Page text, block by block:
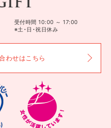
受付時間 10:00 ～ 17:00
※土･日･祝日休み
わせはこちら